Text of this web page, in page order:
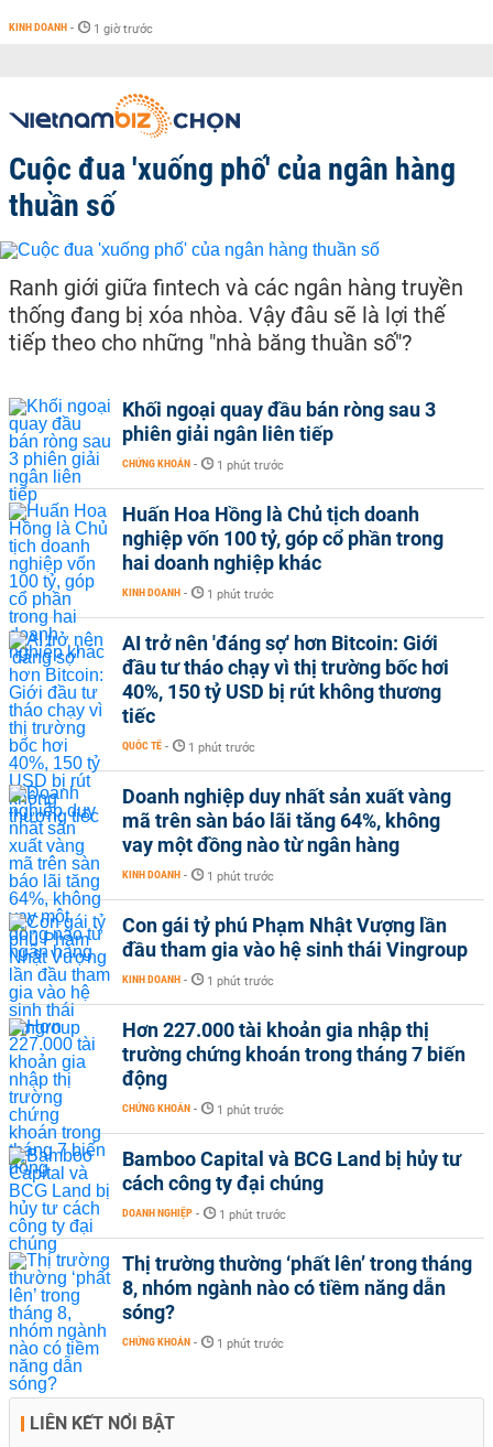
KINH DOANH - 1 giờ trước
Cuộc đua 'xuống phố' của ngân hàng
thuần số
Ranh giới giữa fintech và các ngân hàng truyền
thống đang bị xóa nhòa. Vậy đâu sẽ là lợi thế
tiếp theo cho những "nhà băng thuần số"?
Khối ngoại quay đầu bán ròng sau 3
phiên giải ngân liên tiếp
CHỨNG KHOÁN - 1 phút trước
Huấn Hoa Hồng là Chủ tịch doanh
nghiệp vốn 100 tỷ, góp cổ phần trong
hai doanh nghiệp khác
KINH DOANH - 1 phút trước
AI trở nên 'đáng sợ' hơn Bitcoin: Giới
đầu tư tháo chạy vì thị trường bốc hơi
40%, 150 tỷ USD bị rút không thương
tiếc
QUỐC TẾ - 1 phút trước
Doanh nghiệp duy nhất sản xuất vàng
mã trên sàn báo lãi tăng 64%, không
vay một đồng nào từ ngân hàng
KINH DOANH - 1 phút trước
Con gái tỷ phú Phạm Nhật Vượng lần
đầu tham gia vào hệ sinh thái Vingroup
KINH DOANH - 1 phút trước
Hơn 227.000 tài khoản gia nhập thị
trường chứng khoán trong tháng 7 biến
động
CHỨNG KHOÁN - 1 phút trước
Bamboo Capital và BCG Land bị hủy tư
cách công ty đại chúng
DOANH NGHIỆP - 1 phút trước
Thị trường thường ‘phất lên’ trong tháng
8, nhóm ngành nào có tiềm năng dẫn
sóng?
CHỨNG KHOÁN - 1 phút trước
LIÊN KẾT NỔI BẬT